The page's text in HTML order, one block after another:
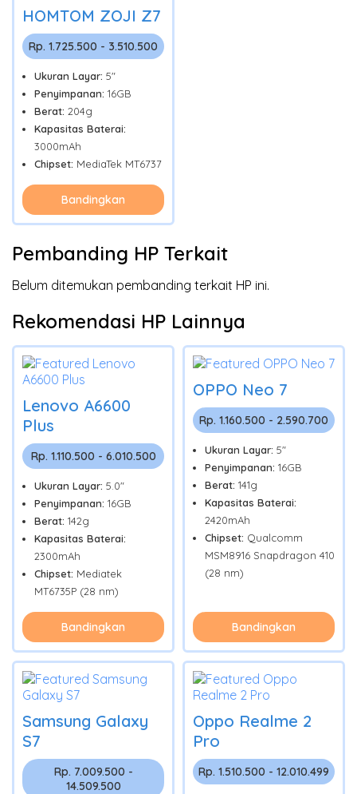
HOMTOM ZOJI Z7
Rp. 1.725.500 - 3.510.500
Ukuran Layar: 5"
Penyimpanan: 16GB
Berat: 204g
Kapasitas Baterai:
3000mAh
Chipset: MediaTek MT6737
Bandingkan
Pembanding HP Terkait
Belum ditemukan pembanding terkait HP ini.
Rekomendasi HP Lainnya
Lenovo A6600
Plus
Rp. 1.110.500 - 6.010.500
Ukuran Layar: 5.0"
Penyimpanan: 16GB
Berat: 142g
Kapasitas Baterai:
2300mAh
Chipset: Mediatek
MT6735P (28 nm)
Bandingkan
OPPO Neo 7
Rp. 1.160.500 - 2.590.700
Ukuran Layar: 5"
Penyimpanan: 16GB
Berat: 141g
Kapasitas Baterai:
2420mAh
Chipset: Qualcomm
MSM8916 Snapdragon 410
(28 nm)
Bandingkan
Samsung Galaxy
S7
Rp. 7.009.500 -
14.509.500
Oppo Realme 2
Pro
Rp. 1.510.500 - 12.010.499